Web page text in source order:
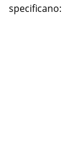
specificano: